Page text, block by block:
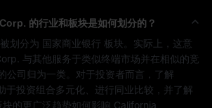
的行业和板块是如何划分的？
被划分为 国家商业银行 板块。实际上，这意
与其他服务于类似终端市场并在相似的竞
于投资组合多元化、进行同业比较，并了解
块的更广泛趋势如何影响 California